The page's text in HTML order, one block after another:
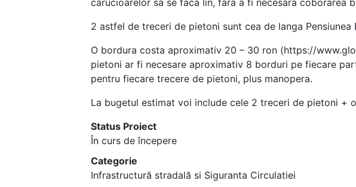
carucioarelor sa se faca lin, fara a fi necesara coborarea
2 astfel de treceri de pietoni sunt cea de langa
O bordura costa aproximativ 20 – 30 ron (https://
pietoni ar fi necesare aproximativ 8 borduri pe fiecare
pentru fiecare trecere de pietoni, plus manopera.
La bugetul estimat voi include cele 2 treceri de pietoni +
Status Proiect
În curs de începere
Categorie
Infrastructură stradală si Siguranta Circulatiei